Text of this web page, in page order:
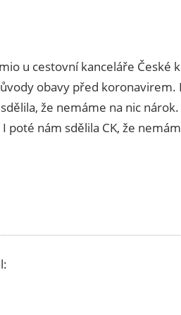
u cestovní kanceláře České
obavy před koronavirem.
že nemáme na nic
nám sdělila CK, že